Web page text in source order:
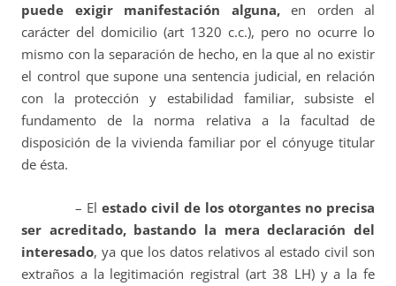
puede exigir manifestación alguna,en orden al
carácter del domicilio (art 1320 c.c.), pero no ocurre lo
mismo con la separación de hecho, en la que al no existir
el control que supone una sentencia judicial, en relación
con la protección y estabilidad familiar, subsiste el
fundamento de la norma relativa a la facultad de
disposición de la vivienda familiar por el cónyuge titular
de ésta.
– El estado civil de los otorgantes no precisa
ser acreditado, bastando la mera declaración del
interesado, ya que los datos relativos al estado civil son
extraños a la legitimación registral (art 38 LH) y a la fe